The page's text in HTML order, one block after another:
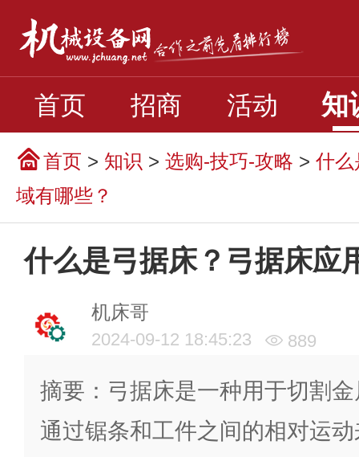
首页 招商 活动 知
首页 > 知识 > 选购-技巧-攻略 > 什么
域有哪些？
什么是弓据床？弓据床应
机床哥
2024-09-12 18:45:23 889
摘要：弓据床是一种用于切割
通过锯条和工件之间的相对运